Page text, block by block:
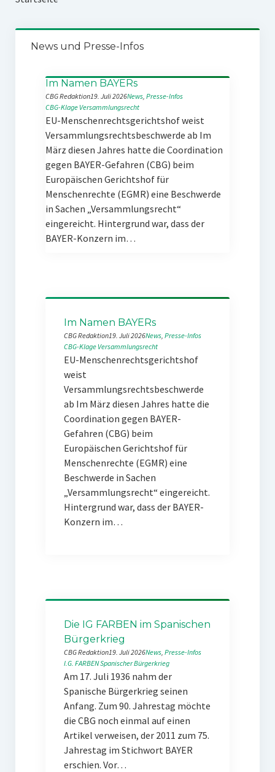
News und Presse-Infos
Im Namen BAYERs
CBG Redaktion19. Juli 2026News, Presse-Infos
CBG-Klage Versammlungsrecht
EU-Menschenrechtsgerichtshof weist
Versammlungsrechtsbeschwerde ab Im
März diesen Jahres hatte die Coordination
gegen BAYER-Gefahren (CBG) beim
Europäischen Gerichtshof für
Menschenrechte (EGMR) eine Beschwerde
in Sachen „Versammlungsrecht“
eingereicht. Hintergrund war, dass der
BAYER-Konzern im…
Im Namen BAYERs
CBG Redaktion19. Juli 2026News, Presse-Infos
CBG-Klage Versammlungsrecht
EU-Menschenrechtsgerichtshof
weist
Versammlungsrechtsbeschwerde
ab Im März diesen Jahres hatte die
Coordination gegen BAYER-
Gefahren (CBG) beim
Europäischen Gerichtshof für
Menschenrechte (EGMR) eine
Beschwerde in Sachen
„Versammlungsrecht“ eingereicht.
Hintergrund war, dass der BAYER-
Konzern im…
Die IG FARBEN im Spanischen
Bürgerkrieg
CBG Redaktion19. Juli 2026News, Presse-Infos
I.G. FARBENSpanischer Bürgerkrieg
Am 17. Juli 1936 nahm der
Spanische Bürgerkrieg seinen
Anfang. Zum 90. Jahrestag möchte
die CBG noch einmal auf einen
Artikel verweisen, der 2011 zum 75.
Jahrestag im Stichwort BAYER
erschien. Vor…